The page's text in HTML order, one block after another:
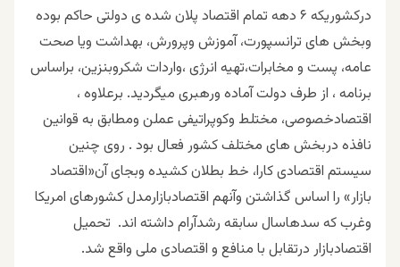
درکشوریکه ۶ دهه تمام اقتصاد پلان شده ی دولتی حاکم بوده
وبخش های ترانسپورت، آموزش وپرورش، بهداشت ویا صحت
عامه، پست و مخابرات،تهیه انرژی ،واردات شکروبنزین، براساس
برنامه ، از طرف دولت آماده ورهبری میگردید. برعلاوه ،
اقتصادخصوصی، مختلط وکوپراتیفی عملن ومطابق به قوانین
نافذه دربخش های مختلف کشور فعال بود . روی چنین
سیستم اقتصادی کارا، خط بطلان کشیده وبجای آن«اقتصاد
بازار» را اساس گذاشتن وآنهم اقتصادبازارمدل کشورهای امریکا
وغرب که سدهاسال سابقه رشدآرام داشته اند. تحمیل
اقتصادبازار درتقابل با منافع و اقتصادی ملی واقع شد.